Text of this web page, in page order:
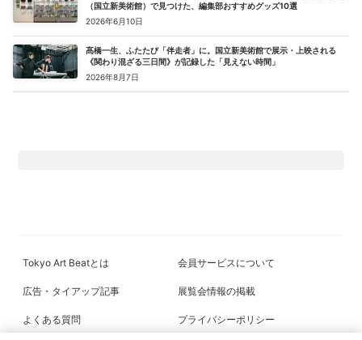
（国立新美術館）で見つけた、編集部おすすめグッズ10選
2026年6月10日
髙橋一生、ふたたび「伴走者」に。国立新美術館で展示・上映される
《関わり混ざる三日間》が記録した「見えない時間」
2026年8月7日
Tokyo Art Beatとは 会員サービスについて
広告・タイアップ記事 展覧会情報の掲載
よくある質問 プライバシーポリシー